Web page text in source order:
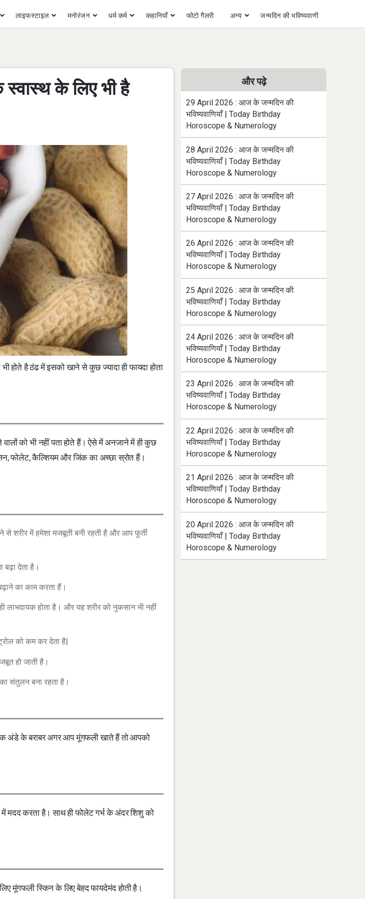
लाइफस्टाइल मनोरंजन धर्म कर्म कहानियाँ फोटो गैलरी अन्य जन्मदिन की भविष्यवाणी
स्वास्थ के लिए भी है
होते है ठंढ में इसको खाने से कुछ ज्यादा ही फायदा होता
को भी नहीं पता होते हैं। ऐसे में अनजाने में ही कुछ
फोलेट, कैल्शियम और जिंक का अच्छा स्रोत हैं।
से शरीर में हमेशा मजबूती बनी रहती है और आप फुर्ती
बढ़ा देता है।
का काम करता हैं।
लाभदायक होता है। और यह शरीर को नुकसान भी नहीं
को कम कर देता है|
हो जाती है।
का संतुलन बना रहता है।
अंडे के बराबर अगर आप मूंगफली खाते हैं तो आपको
मदद करता है। साथ ही फोलेट गर्भ के अंदर शिशु को
मूंगफली स्किन के लिए बेहद फायदेमंद होती है।
और पढ़े
29 April 2026 : आज के जन्मदिन की
भविष्यवाणियाँ | Today Birthday
Horoscope & Numerology
28 April 2026 : आज के जन्मदिन की
भविष्यवाणियाँ | Today Birthday
Horoscope & Numerology
27 April 2026 : आज के जन्मदिन की
भविष्यवाणियाँ | Today Birthday
Horoscope & Numerology
26 April 2026 : आज के जन्मदिन की
भविष्यवाणियाँ | Today Birthday
Horoscope & Numerology
25 April 2026 : आज के जन्मदिन की
भविष्यवाणियाँ | Today Birthday
Horoscope & Numerology
24 April 2026 : आज के जन्मदिन की
भविष्यवाणियाँ | Today Birthday
Horoscope & Numerology
23 April 2026 : आज के जन्मदिन की
भविष्यवाणियाँ | Today Birthday
Horoscope & Numerology
22 April 2026 : आज के जन्मदिन की
भविष्यवाणियाँ | Today Birthday
Horoscope & Numerology
21 April 2026 : आज के जन्मदिन की
भविष्यवाणियाँ | Today Birthday
Horoscope & Numerology
20 April 2026 : आज के जन्मदिन की
भविष्यवाणियाँ | Today Birthday
Horoscope & Numerology